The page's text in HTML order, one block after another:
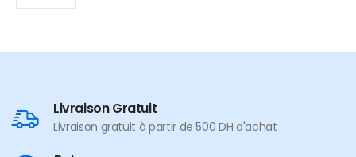
Livraison Gratuit
Livraison gratuit à partir de 500 DH d'achat